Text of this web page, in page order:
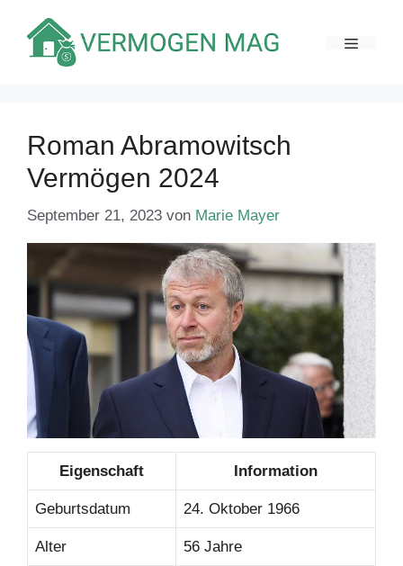
Inhalt
springen
Roman Abramowitsch
Vermögen 2024
September 21, 2023 von Marie Mayer
Eigenschaft Information
Geburtsdatum 24. Oktober 1966
Alter 56 Jahre